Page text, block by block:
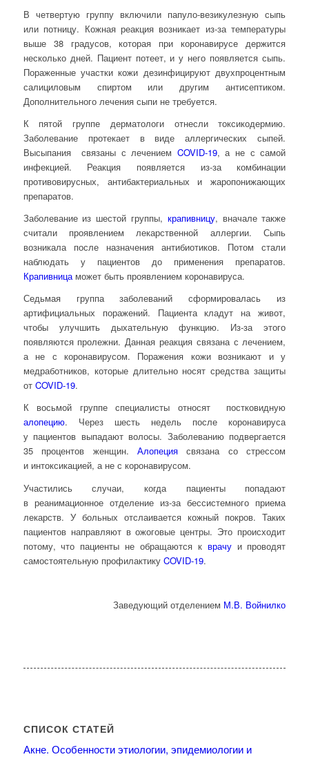
В четвертую группу включили папуло-везикулезную сыпь
или потницу. Кожная реакция возникает из-за температуры
выше 38 градусов, которая при коронавирусе держится
несколько дней. Пациент потеет, и у него появляется сыпь.
Пораженные участки кожи дезинфицируют двухпроцентным
салициловым спиртом или другим антисептиком.
Дополнительного лечения сыпи не требуется.
К пятой группе дерматологи отнесли токсикодермию.
Заболевание протекает в виде аллергических сыпей.
Высыпания связаны с лечением COVID-19, а не с самой
инфекцией. Реакция появляется из-за комбинации
противовирусных, антибактериальных и жаропонижающих
препаратов.
Заболевание из шестой группы, крапивницу, вначале также
считали проявлением лекарственной аллергии. Сыпь
возникала после назначения антибиотиков. Потом стали
наблюдать у пациентов до применения препаратов.
Крапивницаможет быть проявлением коронавируса.
Седьмая группа заболеваний сформировалась из
артифициальных поражений. Пациента кладут на живот,
чтобы улучшить дыхательную функцию. Из-за этого
появляются пролежни. Данная реакция связана с лечением,
а не с коронавирусом. Поражения кожи возникают и у
медработников, которые длительно носят средства защиты
от COVID-19.
К восьмой группе специалисты относят постковидную
алопецию. Через шесть недель после коронавируса
у пациентов выпадают волосы. Заболеванию подвергается
35 процентов женщин. Алопеция связана со стрессом
и интоксикацией, а не с коронавирусом.
Участились случаи, когда пациенты попадают
в реанимационное отделение из-за бессистемного приема
лекарств. У больных отслаивается кожный покров. Таких
пациентов направляют в ожоговые центры. Это происходит
потому, что пациенты не обращаются к врачуи проводят
самостоятельную профилактику COVID-19.
Заведующий отделением М.В. Войнилко
СПИСОК СТАТЕЙ
Акне. Особенности этиологии, эпидемиологии и